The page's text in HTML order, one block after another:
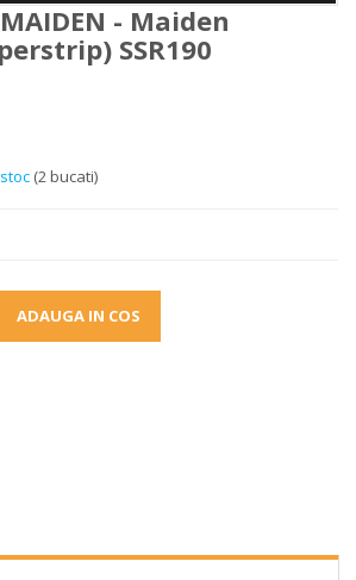
- Maiden
SSR190
(2 bucati)